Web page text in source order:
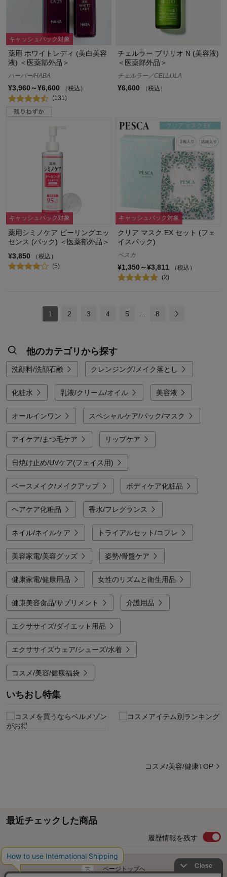
キャッシュバック対象
薬用 ホワイトレディ (美白美容
液) ＜医薬部外品＞
ハーバー/HABA
¥3,960～¥6,600
（税込）
(131)
チェルラー ブリリオ N (美容液)
＜医薬部外品＞
チェルラー／CELLULA
¥6,600 （税込）
キャッシュバック対象
薬用シミノケア ピーリングエッ
センス (パック) ＜医薬部外品＞
¥3,850
（税込）
(5)
キャッシュバック対象
クリア マスク EX セット (フェ
イスパック)
ペスカ
¥1,350～¥3,811
（税込）
(2)
1 2 3 4 5 … 8
他のカテゴリから探す
洗顔料/洗顔石鹸 クレンジング/メイク落とし
化粧水 乳液/クリーム/オイル 美容液
オールインワン スペシャルケア/パック/マスク
アイケア/まつ毛ケア リップケア
日焼け止め/UVケア(フェイス用)
ベースメイク/メイクアップ ボディケア化粧品
ヘアケア化粧品 香水/フレグランス
ネイル/ネイルケア トライアルセット/コフレ
美容家電/美容グッズ 姿勢/骨盤ケア
健康家電/健康用品 女性のリズムと衛生用品
健康美容食品/サプリメント 介護用品
エクササイズ/ダイエット用品
エクササイズウェア/シューズ/水着
コスメ/美容/健康福袋
いちおし特集
コスメ/美容/健康TOP
最近チェックした商品
履歴情報を残す
ページトップへ